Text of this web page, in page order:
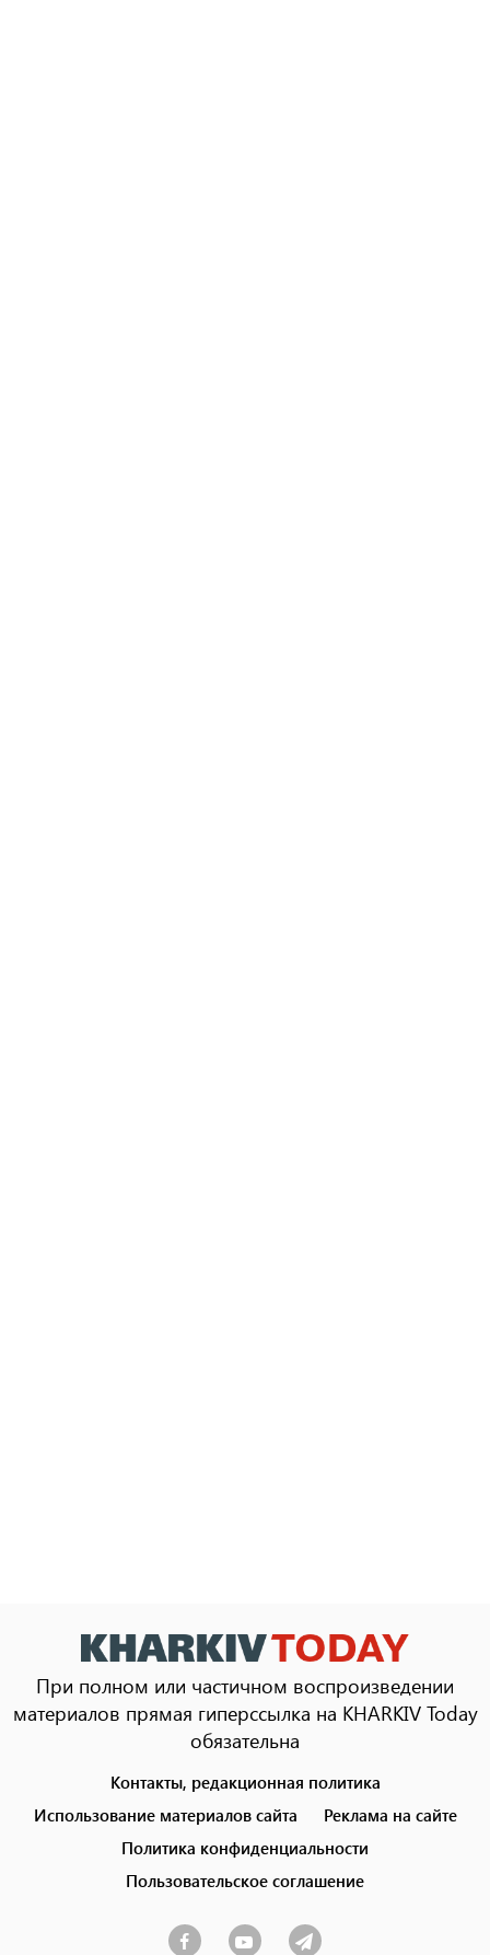
При полном или частичном воспроизведении
материалов прямая гиперссылка на KHARKIV Today
обязательна
menu
Контакты, редакционная политика
Использование материалов сайта
Реклама на сайте
Политика конфиденциальности
Пользовательское соглашение